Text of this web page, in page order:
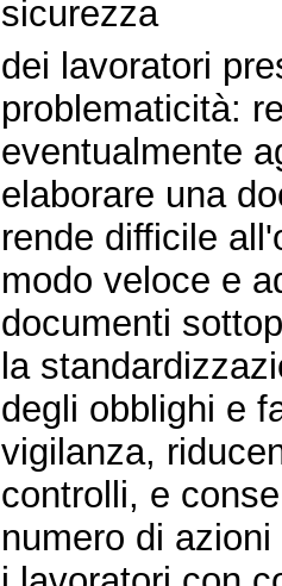
sicurezza
dei lavoratori
problematicità:
eventualmente
elaborare una
rende difficile
modo veloce e
documenti
la
degli obblighi e
vigilanza,
controlli, e
numero di